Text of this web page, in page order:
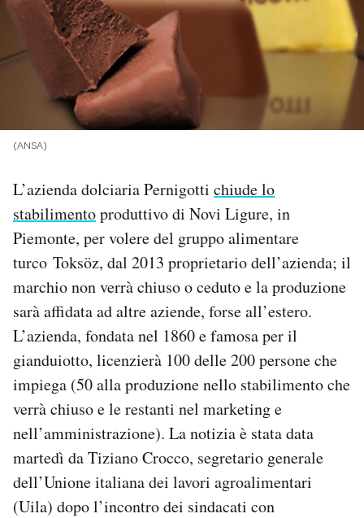
PODCAST
NEWSLETTER
I MIEI PREFERITI
SHOP
CALENDARIO
AREA PERSONALE
Area Personale
Newsletter
Notifiche mobile
Regala il Post
Hai bisogno di aiuto?
Esci
(ANSA)
L’azienda dolciaria Pernigotti chiude lo
stabilimentoproduttivo di Novi Ligure, in
Piemonte, per volere del gruppo alimentare
turco Toksöz, dal 2013 proprietario dell’azienda; il
marchio non verrà chiuso o ceduto e la produzione
sarà affidata ad altre aziende, forse all’estero.
L’azienda, fondata nel 1860 e famosa per il
gianduiotto, licenzierà 100 delle 200 persone che
impiega (50 alla produzione nello stabilimento che
verrà chiuso e le restanti nel marketing e
nell’amministrazione). La notizia è stata data
martedì da Tiziano Crocco, segretario generale
dell’Unione italiana dei lavori agroalimentari
(Uila) dopo l’incontro dei sindacati con